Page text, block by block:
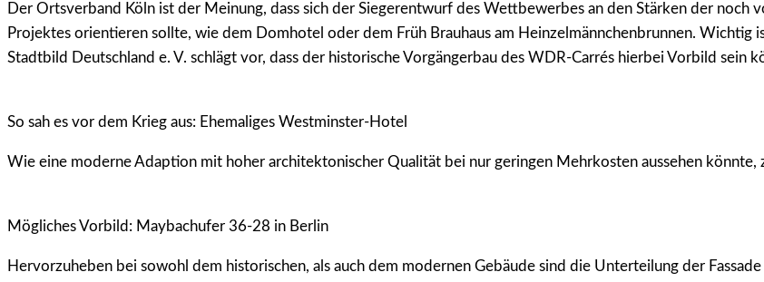
Der Ortsverband Köln ist der Meinung, dass sich der Siegerentwurf des Wettbewerbes an den Stärken der noch
Projektes orientieren sollte, wie dem Domhotel oder dem Früh Brauhaus am Heinzelmännchenbrunnen. Wichtig
Stadtbild Deutschland e. V. schlägt vor, dass der historische Vorgängerbau des WDR-Carrés hierbei Vorbild sein
So sah es vor dem Krieg aus: Ehemaliges Westminster-Hotel
Wie eine moderne Adaption mit hoher architektonischer Qualität bei nur geringen Mehrkosten aussehen
Mögliches Vorbild: Maybachufer 36-28 in Berlin
Hervorzuheben bei sowohl dem historischen, als auch dem modernen Gebäude sind die Unterteilung der